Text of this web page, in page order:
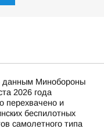
данным Минобороны
2026 года
перехвачено и
беспилотных
самолетного типа